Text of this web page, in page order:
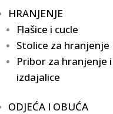
HRANJENJE
Flašice i cucle
Stolice za hranjenje
Pribor za hranjenje i
izdajalice
ODJEĆA I OBUĆA